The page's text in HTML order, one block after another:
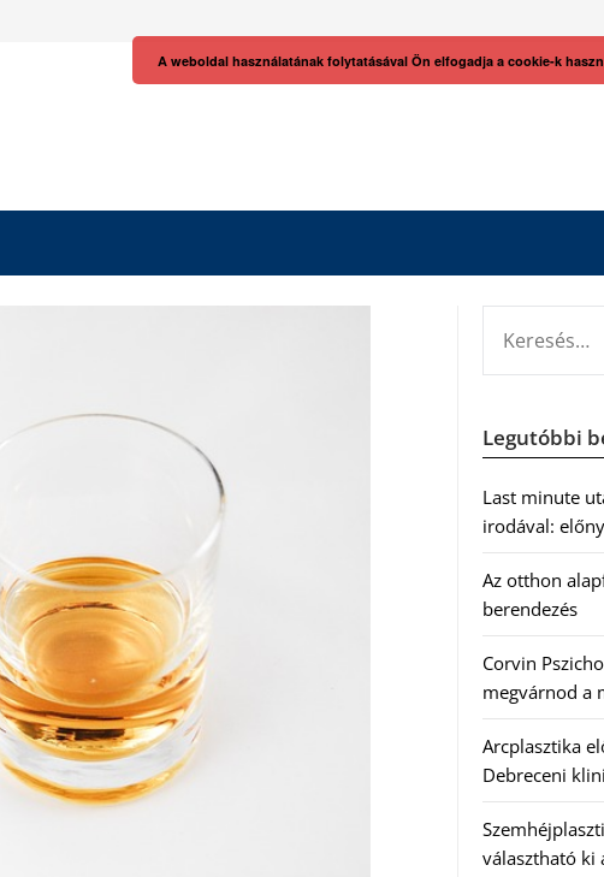
Legutóbbi
Last minute
irodával:
Az otthon
berendezés
Corvin
megvárnod a
Arcplasztika
Debreceni
választható ki
A weboldal használatának folytatásával Ön elfogadja a cookie-k